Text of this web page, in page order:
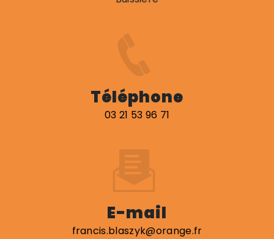
Téléphone
03 21 53 96 71
E-mail
francis.blaszyk@orange.fr